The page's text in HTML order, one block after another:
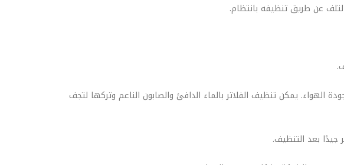
الهواء. يمكن تنظيف الفلاتر بالماء الدافئ والصابون الناعم وتركها لتجف